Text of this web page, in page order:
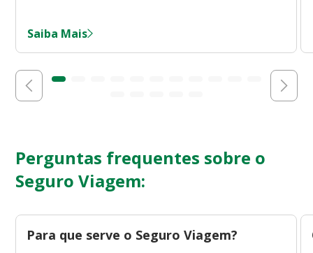
Saiba Mais
Perguntas frequentes sobre o
Seguro Viagem:
Para que serve o Seguro Viagem?